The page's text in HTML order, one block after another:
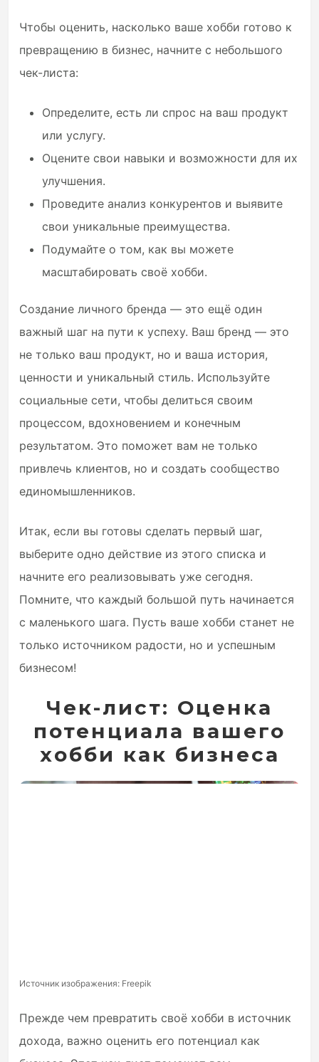
Чтобы оценить, насколько ваше хобби готово к
превращению в бизнес, начните с небольшого
чек-листа:
Определите, есть ли спрос на ваш продукт
или услугу.
Оцените свои навыки и возможности для их
улучшения.
Проведите анализ конкурентов и выявите
свои уникальные преимущества.
Подумайте о том, как вы можете
масштабировать своё хобби.
Создание личного бренда — это ещё один
важный шаг на пути к успеху. Ваш бренд — это
не только ваш продукт, но и ваша история,
ценности и уникальный стиль. Используйте
социальные сети, чтобы делиться своим
процессом, вдохновением и конечным
результатом. Это поможет вам не только
привлечь клиентов, но и создать сообщество
единомышленников.
Итак, если вы готовы сделать первый шаг,
выберите одно действие из этого списка и
начните его реализовывать уже сегодня.
Помните, что каждый большой путь начинается
с маленького шага. Пусть ваше хобби станет не
только источником радости, но и успешным
бизнесом!
Чек-лист: Оценка
потенциала вашего
хобби как бизнеса
Источник изображения: Freepik
Прежде чем превратить своё хобби в источник
дохода, важно оценить его потенциал как